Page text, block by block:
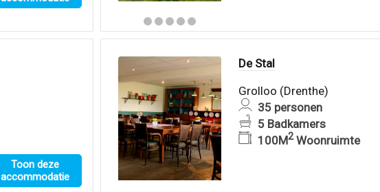
Toon deze
accommodatie
De Stal
Grolloo (Drenthe)
35 personen
5 Badkamers
100M2Woonruimte